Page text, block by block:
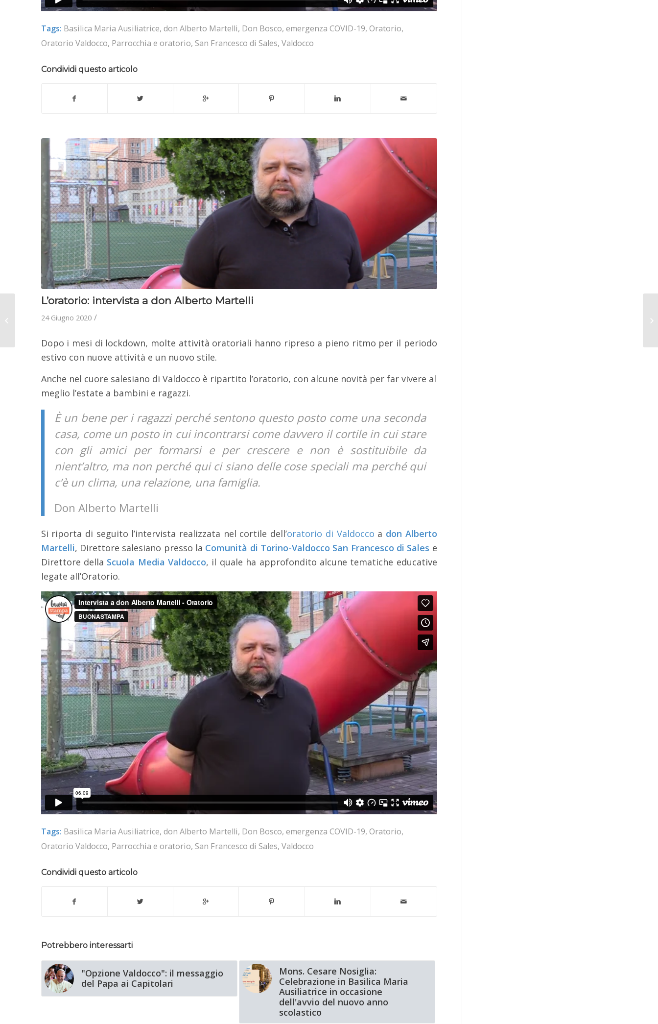
Tags: Basilica Maria Ausiliatrice, don Alberto Martelli, Don Bosco, emergenza COVID-19, Oratorio,
Oratorio Valdocco, Parrocchia e oratorio, San Francesco di Sales, Valdocco
Condividi questo articolo
L’oratorio: intervista a don Alberto Martelli
24 Giugno 2020 /
Dopo i mesi di lockdown, molte attività oratoriali hanno ripreso a pieno ritmo per il periodo
estivo con nuove attività e un nuovo stile.
Anche nel cuore salesiano di Valdocco è ripartito l’oratorio, con alcune novità per far vivere al
meglio l’estate a bambini e ragazzi.
È un bene per i ragazzi perché sentono questo posto come una seconda
casa, come un posto in cui incontrarsi come davvero il cortile in cui stare
con gli amici per formarsi e per crescere e non è sostituibile da
nient’altro, ma non perché qui ci siano delle cose speciali ma perché qui
c’è un clima, una relazione, una famiglia.
Don Alberto Martelli
Si riporta di seguito l’intervista realizzata nel cortile dell’oratorio di Valdocco a don Alberto
Martelli, Direttore salesiano presso la Comunità di Torino-Valdocco San Francesco di Sales e
Direttore della Scuola Media Valdocco, il quale ha approfondito alcune tematiche educative
legate all’Oratorio.
Tags: Basilica Maria Ausiliatrice, don Alberto Martelli, Don Bosco, emergenza COVID-19, Oratorio,
Oratorio Valdocco, Parrocchia e oratorio, San Francesco di Sales, Valdocco
Condividi questo articolo
Potrebbero interessarti
"Opzione Valdocco": il messaggio
del Papa ai Capitolari
Mons. Cesare Nosiglia:
Celebrazione in Basilica Maria
Ausiliatrice in occasione
dell'avvio del nuovo anno
scolastico
Basilica Maria
Ausiliatrice: il